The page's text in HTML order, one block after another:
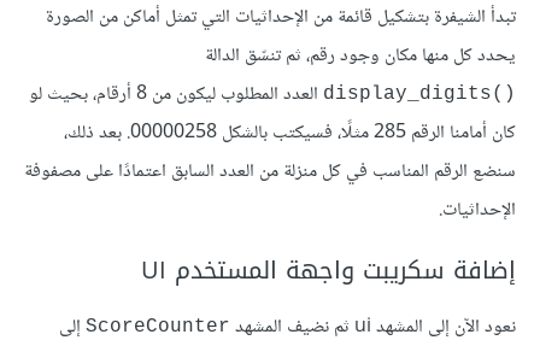
تبدأ الشيفرة بتشكيل قائمة من الإحداثيات التي تمثل أماكن من الصورة
يحدد كل منها مكان وجود رقم، ثم تنسّق الدالة
()display_digits
العدد المطلوب ليكون من 8 أرقام، بحيث لو
كان أمامنا الرقم 285 مثلًا، فسيكتب بالشكل 00000258. بعد ذلك،
سنضع الرقم المناسب في كل منزلة من العدد السابق اعتمادًا على مصفوفة
الإحداثيات.
إضافة سكريبت واجهة المستخدم UI
نعود الآن إلى المشهد ui ثم نضيف المشهد ScoreCounter إلى